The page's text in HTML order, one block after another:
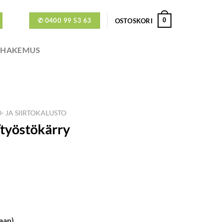
✆ 0400 99 53 63 OSTOSKORI 0
JA SIIRTOKALUSTO